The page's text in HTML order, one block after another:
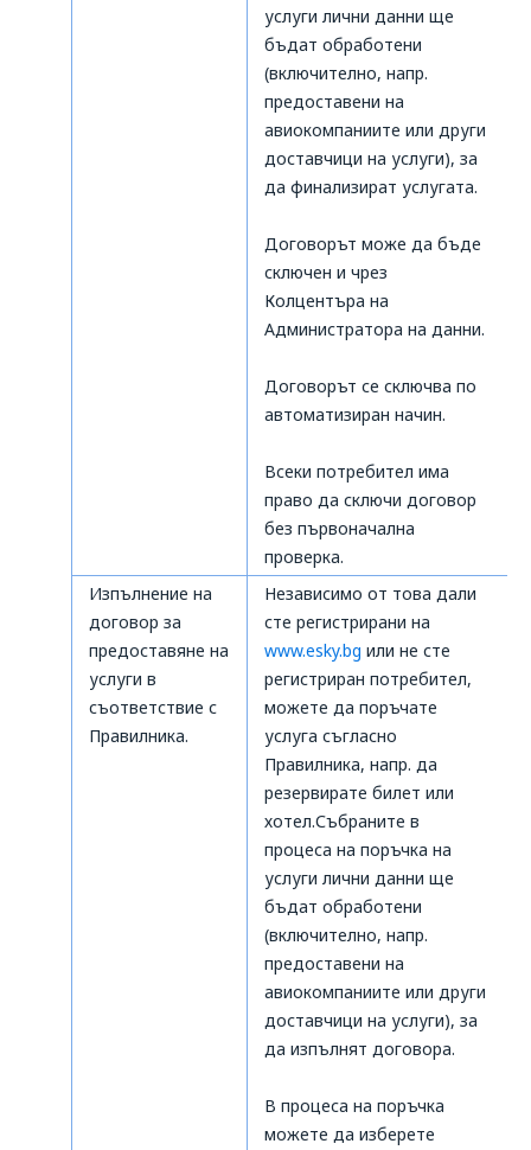
услуги лични данни ще
бъдат обработени
(включително, напр.
предоставени на
авиокомпаниите или други
доставчици на услуги), за
да финализират услугата.
Договорът може да бъде
сключен и чрез
Колцентъра на
Администратора на данни.
Договорът се сключва по
автоматизиран начин.
Всеки потребител има
право да сключи договор
без първоначална
проверка.
Изпълнение на
договор за
предоставяне на
услуги в
съответствие с
Правилника.
Независимо от това дали
сте регистрирани на
www.esky.bg или не сте
регистриран потребител,
можете да поръчате
услуга съгласно
Правилника, напр. да
резервирате билет или
хотел.Събраните в
процеса на поръчка на
услуги лични данни ще
бъдат обработени
(включително, напр.
предоставени на
авиокомпаниите или други
доставчици на услуги), за
да изпълнят договора.
В процеса на поръчка
можете да изберете